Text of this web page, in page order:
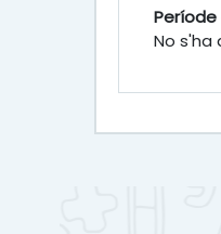
No